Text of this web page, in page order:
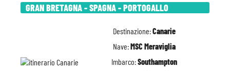
GRAN BRETAGNA - SPAGNA - PORTOGALLO
Destinazione:Canarie
Nave:MSC Meraviglia
Imbarco:Southampton